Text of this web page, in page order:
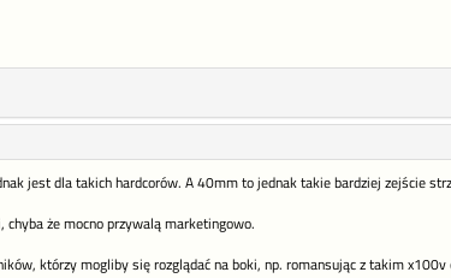
jest dla takich hardcorów. A 40mm to jednak takie bardziej zejście
chyba że mocno przywalą marketingowo.
którzy mogliby się rozglądać na boki, np. romansując z takim x100v